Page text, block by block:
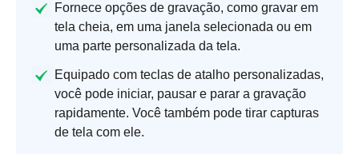
Fornece opções de gravação, como gravar em
tela cheia, em uma janela selecionada ou em
uma parte personalizada da tela.
Equipado com teclas de atalho personalizadas,
você pode iniciar, pausar e parar a gravação
rapidamente. Você também pode tirar capturas
de tela com ele.